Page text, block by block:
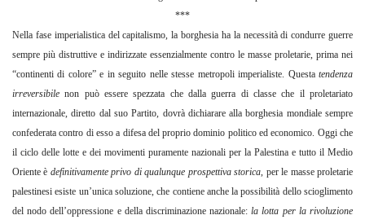
***
Nella fase imperialistica del capitalismo, la borghesia ha la necessità di condurre guerre
sempre più distruttive e indirizzate essenzialmente contro le masse proletarie, prima nei
“continenti di colore” e in seguito nelle stesse metropoli imperialiste. Questa tendenza
irreversibile non può essere spezzata che dalla guerra di classe che il proletariato
internazionale, diretto dal suo Partito, dovrà dichiarare alla borghesia mondiale sempre
confederata contro di esso a difesa del proprio dominio politico ed economico. Oggi che
il ciclo delle lotte e dei movimenti puramente nazionali per la Palestina e tutto il Medio
Oriente è definitivamente privo di qualunque prospettiva storica, per le masse proletarie
palestinesi esiste un’unica soluzione, che contiene anche la possibilità dello scioglimento
del nodo dell’oppressione e della discriminazione nazionale:la lotta per la rivoluzione